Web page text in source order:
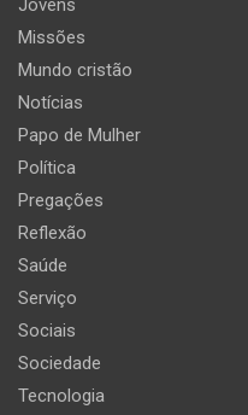
Jovens
Missões
Mundo cristão
Notícias
Papo de Mulher
Política
Pregações
Reflexão
Saúde
Serviço
Sociais
Sociedade
Tecnologia